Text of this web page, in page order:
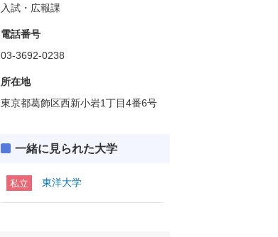
入試・広報課
電話番号
03-3692-0238
所在地
東京都葛飾区西新小岩1丁目4番6号
一緒に見られた大学
私立 東洋大学